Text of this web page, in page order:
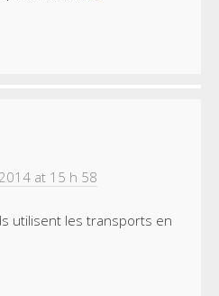
at 15 h 58
utilisent les transports en